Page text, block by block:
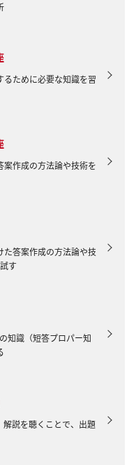
ために必要な知識を習
作成の方法論や技術を
答案作成の方法論や技
す
知識（短答プロパー知
説を聴くことで、出題